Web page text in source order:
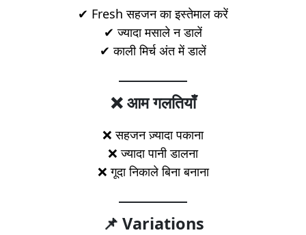
✔ Fresh सहजन का इस्तेमाल करें
✔ ज्यादा मसाले न डालें
✔ काली मिर्च अंत में डालें
❌ आम गलतियाँ
❌ सहजन ज़्यादा पकाना
❌ ज्यादा पानी डालना
❌ गूदा निकाले बिना बनाना
📌 Variations